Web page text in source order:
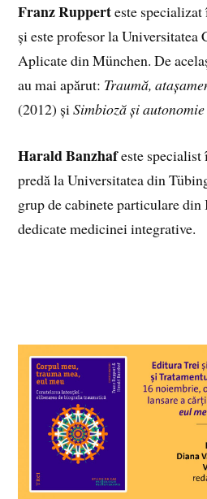
Franz Rupperteste
și este profesor la Universitatea
Aplicate din München. De
au mai apărut: Traumă,
(2012) șiSimbioză și autonomie
Harald Banzhafeste specialist
predă la Universitatea din
grup de cabinete particulare
dedicate medicinei integrative.